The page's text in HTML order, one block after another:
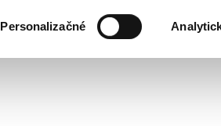
Personalizačné